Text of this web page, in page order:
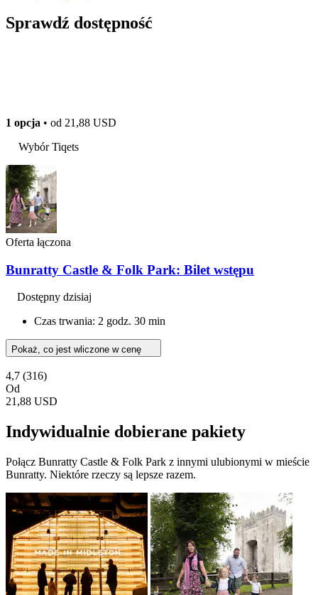
Sprawdź dostępność
1 opcja • od 21,88 USD
Wybór Tiqets
Oferta łączona
Bunratty Castle & Folk Park: Bilet wstępu
Dostępny dzisiaj
Czas trwania: 2 godz. 30 min
Pokaż, co jest wliczone w cenę
4,7 (316)
Od
21,88 USD
Indywidualnie dobierane pakiety
Połącz Bunratty Castle & Folk Park z innymi ulubionymi w mieście
Bunratty. Niektóre rzeczy są lepsze razem.